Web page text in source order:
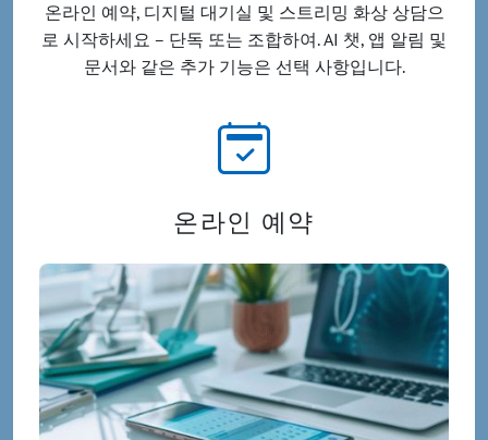
온라인 예약, 디지털 대기실 및 스트리밍 화상 상담으
로 시작하세요 – 단독 또는 조합하여. AI 챗, 앱 알림 및
문서와 같은 추가 기능은 선택 사항입니다.
온라인 예약